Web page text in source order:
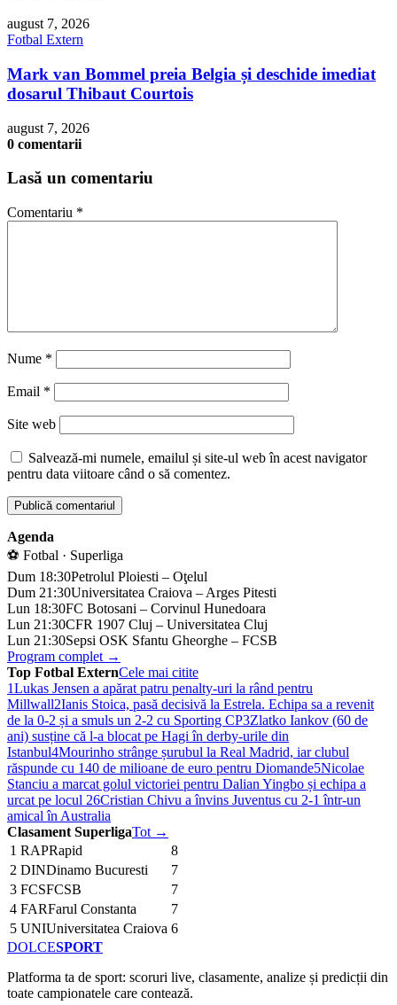
august 7, 2026
Fotbal Extern
Mark van Bommel preia Belgia și deschide imediat
dosarul Thibaut Courtois
august 7, 2026
0 comentarii
Lasă un comentariu
Comentariu *
Nume *
Email *
Site web
Salvează-mi numele, emailul și site-ul web în acest navigator
pentru data viitoare când o să comentez.
Agenda
⚽ Fotbal · Superliga
Dum 18:30Petrolul Ploiesti – Oţelul
Dum 21:30Universitatea Craiova – Arges Pitesti
Lun 18:30FC Botosani – Corvinul Hunedoara
Lun 21:30CFR 1907 Cluj – Universitatea Cluj
Lun 21:30Sepsi OSK Sfantu Gheorghe – FCSB
Program complet →
Top Fotbal ExternCele mai citite
1Lukas Jensen a apărat patru penalty-uri la rând pentru
Millwall2Ianis Stoica, pasă decisivă la Estrela. Echipa sa a revenit
de la 0-2 și a smuls un 2-2 cu Sporting CP3Zlatko Iankov (60 de
ani) susține că l-a blocat pe Hagi în derby-urile din
Istanbul4Mourinho strânge șurubul la Real Madrid, iar clubul
răspunde cu 140 de milioane de euro pentru Diomande5Nicolae
Stanciu a marcat golul victoriei pentru Dalian Yingbo și echipa a
urcat pe locul 26Cristian Chivu a învins Juventus cu 2-1 într-un
amical în Australia
Clasament SuperligaTot →
1 RAPRapid
8
2 DINDinamo Bucuresti
7
3 FCSFCSB
7
4 FARFarul Constanta
7
5 UNIUniversitatea Craiova 6
DOLCESPORT
Platforma ta de sport: scoruri live, clasamente, analize și predicții din
toate campionatele care contează.